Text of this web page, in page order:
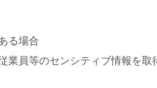
る場合
員等のセンシティブ情報を取